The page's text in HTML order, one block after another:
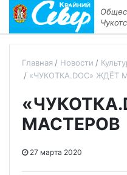
Главная Новости
«ЧУКОТКА.DOC» ЖДЁТ
МАСТЕРОВ
27 марта 2020